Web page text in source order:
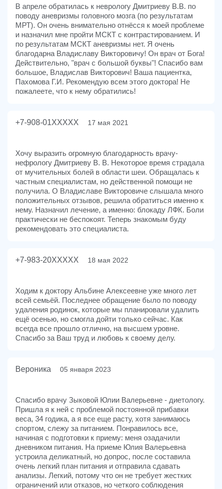
В апреле обратилась к неврологу Дмитриеву В.В. по
поводу аневризмы головного мозга (по результатам
МРТ). Он очень внимательно отнёсся к моей проблеме
и назначил мне пройти МСКТ с контрастированием. И
по результатам МСКТ аневризмы нет. Я очень
благодарна Владиславу Викторовичу! Он врач от Бога!
Действительно, "врач с большой буквы"! Спасибо вам
большое, Владислав Викторович! Ваша пациентка,
Пахомова Г.И. Рекомендую всем этого доктора! Не
пожалеете, что к нему обратились!
+7-908-01XXXXX 17 мая 2021
Хочу выразить огромную благодарность врачу-
нефрологу Дмитриеву В. В. Некоторое время страдала
от мучительных болей в области шеи. Обращалась к
частным специалистам, но действенной помощи не
получила. О Владиславе Викторовиче слышала много
положительных отзывов, решила обратиться именно к
нему. Назначил лечение, а именно: блокаду ЛФК. Боли
практически не беспокоят. Теперь знакомым буду
рекомендовать это специалиста.
+7-983-20XXXXX 18 мая 2022
Ходим к доктору Альбине Алексеевне уже много лет
всей семьёй. Последнее обращение было по поводу
удаления родинок, которые мы планировали удалить
ещё осенью, но смогла дойти только сейчас. Как
всегда все прошло отлично, на высшем уровне.
Спасибо за Ваш труд и любовь к своему делу.
Вероника 05 января 2023
Спасибо врачу Зыковой Юлии Валерьевне - диетологу.
Пришла я к ней с проблемой постоянной прибавки
веса, 34 годика, а я все еще расту, хотя занимаюсь
спортом, слежу за питанием. Понравилось все,
начиная с подготовки к приему: меня озадачили
дневником питания. На приеме Юлия Валерьевна
устроила деликатный, но допрос, после составила
очень легкий план питания и отправила сдавать
анализы. Легкий, потому что он не требует жестких
ограничений или отказов, но четкого соблюдения